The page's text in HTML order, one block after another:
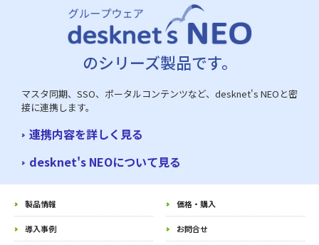
のシリーズ製品です。
マスタ同期、SSO、ポータルコンテンツなど、desknet's NEOと密
接に連携します。
連携内容を詳しく見る
desknet's NEOについて見る
製品情報 価格・購入
導入事例 お問合せ